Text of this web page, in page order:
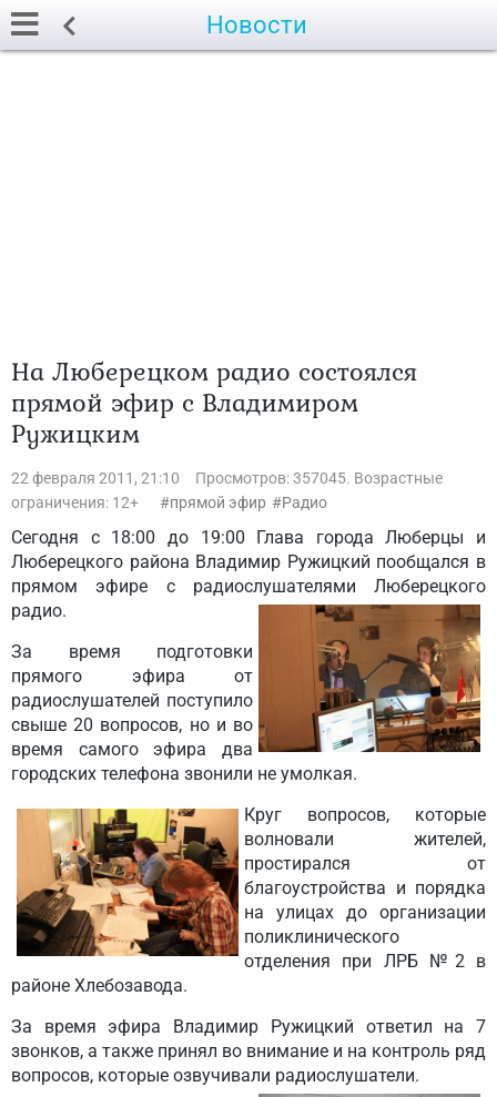
Новости
На Люберецком радио состоялся
прямой эфир с Владимиром
Ружицким
22 февраля 2011, 21:10
Просмотров: 357045. Возрастные
ограничения: 12+
прямой эфир Радио
Сегодня с 18:00 до 19:00 Глава города Люберцы и
Люберецкого района Владимир Ружицкий пообщался в
прямом эфире с радиослушателями Люберецкого
радио.
За время подготовки
прямого эфира от
радиослушателей поступило
свыше 20 вопросов, но и во
время самого эфира два
городских телефона звонили не умолкая.
Круг вопросов, которые
волновали жителей,
простирался от
благоустройства и порядка
на улицах до организации
поликлинического
отделения при ЛРБ №2 в
районе Хлебозавода.
За время эфира Владимир Ружицкий ответил на 7
звонков, а также принял во внимание и на контроль ряд
вопросов, которые озвучивали радиослушатели.